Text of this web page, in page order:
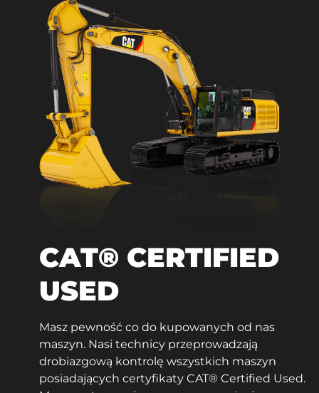
CAT® CERTIFIED
USED
Masz pewność co do kupowanych od nas
maszyn. Nasi technicy przeprowadzają
drobiazgową kontrolę wszystkich maszyn
posiadających certyfikaty CAT® Certified Used.